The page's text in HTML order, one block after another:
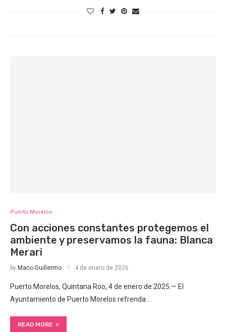
Puerto Morelos
Con acciones constantes protegemos el
ambiente y preservamos la fauna: Blanca
Merari
by Mario Guillermo 4 de enero de 2026
Puerto Morelos, Quintana Roo, 4 de enero de 2025.— El
Ayuntamiento de Puerto Morelos refrenda…
READ MORE